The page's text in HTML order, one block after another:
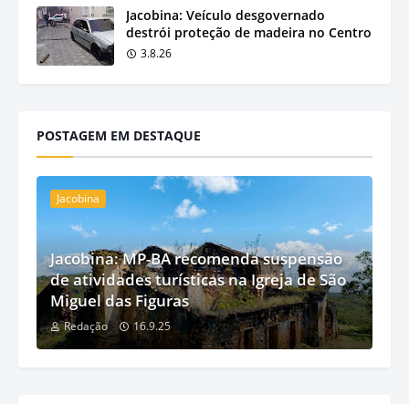
Jacobina: Veículo desgovernado
destrói proteção de madeira no Centro
3.8.26
POSTAGEM EM DESTAQUE
Jacobina
Jacobina: MP-BA recomenda suspensão
de atividades turísticas na Igreja de São
Miguel das Figuras
Redação 16.9.25